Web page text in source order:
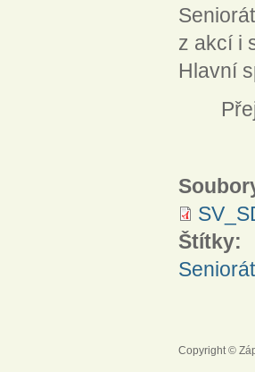
z akcí i
Hlavní
Štítky:
Copyright ©